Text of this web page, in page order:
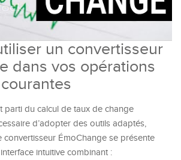
un convertisseur
dans vos opérations
parti du calcul de taux de change
d’adopter des outils adaptés,
convertisseur ÉmoChange se présente
intuitive combinant :